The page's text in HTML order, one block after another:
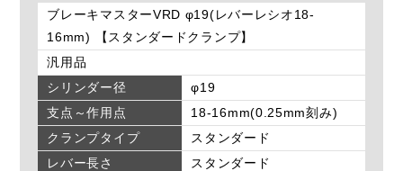
ブレーキマスターVRD φ19(レバーレシオ18-
16mm) 【スタンダードクランプ】
汎用品
シリンダー径
φ19
支点～作用点
18-16mm(0.25mm刻み)
クランプタイプ
スタンダード
レバー長さ
スタンダード